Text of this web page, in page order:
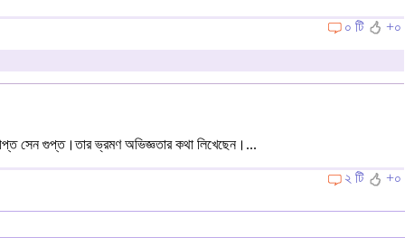
০ টি +০
সেন গুপ্ত।তার ভ্রমণ অভিজ্ঞতার কথা লিখেছেন।...
২ টি +০